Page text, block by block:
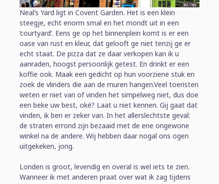
Neal’s Yard ligt in Covent Garden. Het is een klein
steegje, echt enorm smal en het mondt uit in een
‘courtyard’. Eens ge op het binnenplein komt is er een
oase van rust en kleur, dat gelooft ge niet tenzij ge er
echt staat. De pizza dat ze daar verkopen kan ik u
aanraden, hoogst persoonlijk getest. En drinkt er een
koffie ook. Maak een gedicht op hun voorziene stuk en
zoek de vlinders die aan de muren hangen.Veel toeristen
weten er niet van of vinden het simpelweg niet, dus doe
een beke uw best, oké? Laat u niet kennen. Gij gaat dat
vinden, ik ben er zeker van. In het allerslechtste geval:
de straten errond zijn bezaaid met de ene ongewone
winkel na de andere. Wij hebben daar nogal ons ogen
uitgekeken, jong.
Londen is groot, levendig en overal is wel iets te zien.
Wanneer ik met anderen praat over wat ik zag tijdens